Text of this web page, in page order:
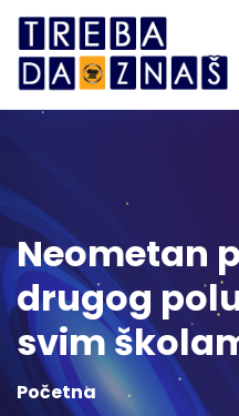
Neometan
drugog
svim
Početna